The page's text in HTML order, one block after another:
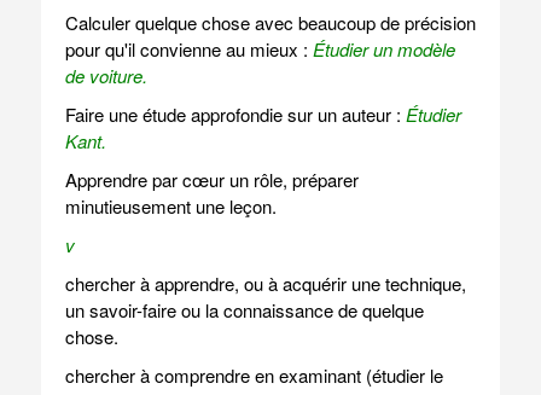
Calculer quelque chose avec beaucoup de précision
pour qu'il convienne au mieux : Étudier un modèle
de voiture.
Faire une étude approfondie sur un auteur : Étudier
Kant.
Apprendre par cœur un rôle, préparer
minutieusement une leçon.
v
chercher à apprendre, ou à acquérir une technique,
un savoir-faire ou la connaissance de quelque
chose.
chercher à comprendre en examinant (étudier le